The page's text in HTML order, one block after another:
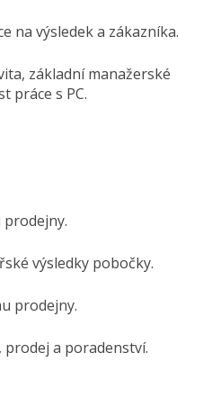
na výsledek a zákazníka.
základní manažerské
práce s PC.
prodejny.
výsledky pobočky.
prodejny.
prodej a poradenství.